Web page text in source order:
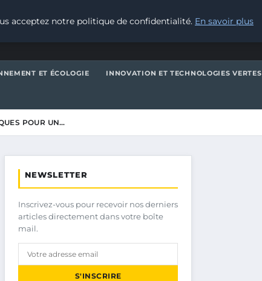
ET ÉCOLOGIE INNOVATION ET TECHNOLOGIES VERTES
POUR UN…
NEWSLETTER
Inscrivez-vous pour recevoir nos derniers
articles directement dans votre boîte
mail.
S'INSCRIRE
acceptez notre politique de confidentialité. En savoir plus